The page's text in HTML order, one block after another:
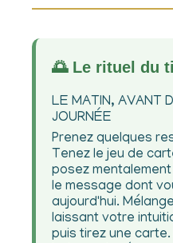
🌅 Le rituel du
LE MATIN, AVANT
JOURNÉE
Prenez quelques
Tenez le jeu de
posez
le message dont
aujourd'hui.
laissant votre
puis tirez une